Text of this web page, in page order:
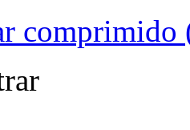
comprimido